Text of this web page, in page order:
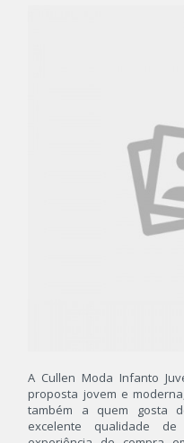
A Cullen Moda Infanto
proposta jovem e
também a quem gosta
excelente qualidade